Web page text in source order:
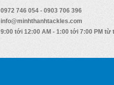
0972 746 054 - 0903 706 396
info@minhthanhtackles.com
9:00 tới 12:00 AM - 1:00 tới 7:00 PM từ